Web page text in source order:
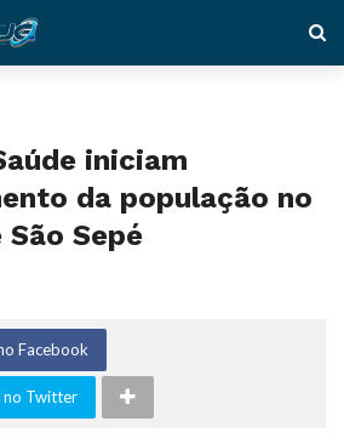
iniciam
da população no
Sepé
Facebook
no Twitter